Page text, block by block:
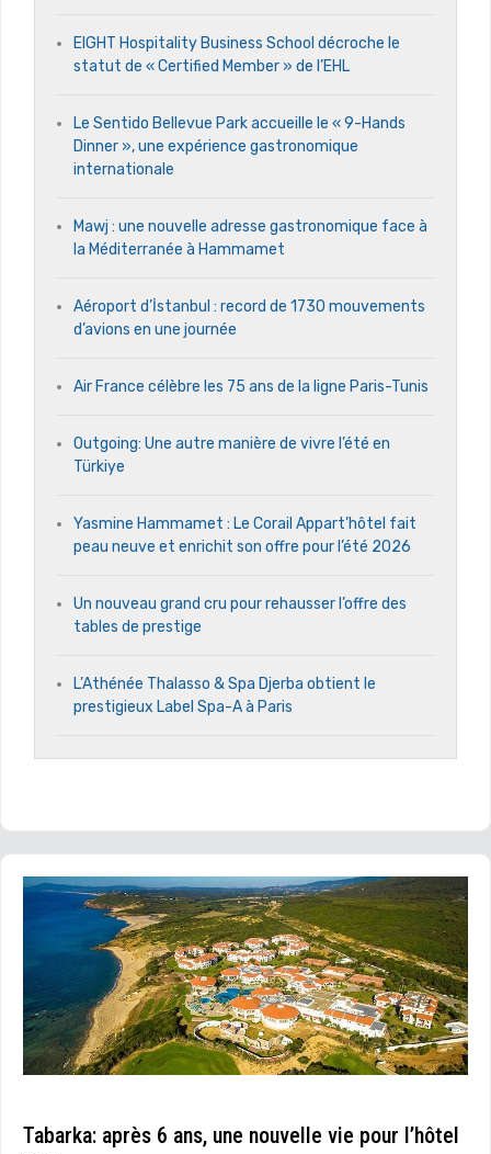
EIGHT Hospitality Business School décroche le
statut de « Certified Member » de l’EHL
Le Sentido Bellevue Park accueille le « 9-Hands
Dinner », une expérience gastronomique
internationale
Mawj : une nouvelle adresse gastronomique face à
la Méditerranée à Hammamet
Aéroport d’İstanbul : record de 1730 mouvements
d’avions en une journée
Air France célèbre les 75 ans de la ligne Paris-Tunis
Outgoing: Une autre manière de vivre l’été en
Türkiye
Yasmine Hammamet : Le Corail Appart’hôtel fait
peau neuve et enrichit son offre pour l’été 2026
Un nouveau grand cru pour rehausser l’offre des
tables de prestige
L’Athénée Thalasso & Spa Djerba obtient le
prestigieux Label Spa-A à Paris
Tabarka: après 6 ans, une nouvelle vie pour l’hôtel